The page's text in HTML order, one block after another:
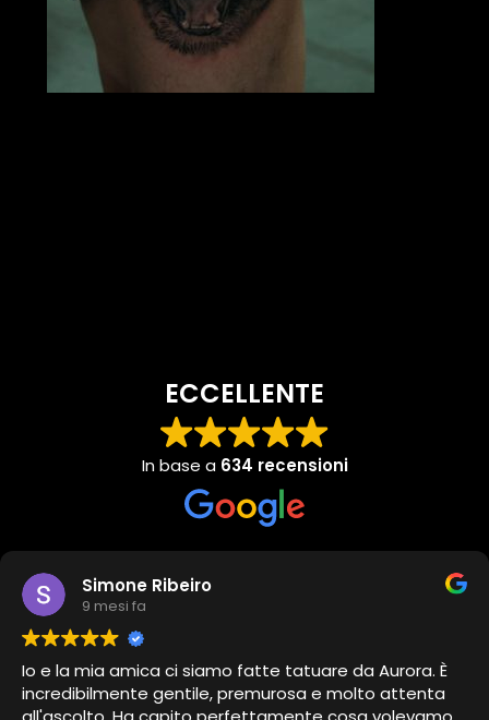
ECCELLENTE
In base a 634 recensioni
Simone Ribeiro
9 mesi fa
Io e la mia amica ci siamo fatte tatuare da Aurora. È
incredibilmente gentile, premurosa e molto attenta